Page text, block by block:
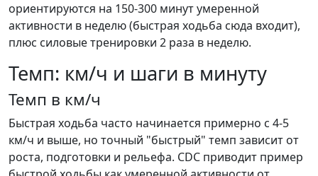
ориентируются на 150-300 минут умеренной
активности в неделю (быстрая ходьба сюда входит),
плюс силовые тренировки 2 раза в неделю.
Темп: км/ч и шаги в минуту
Темп в км/ч
Быстрая ходьба часто начинается примерно с 4-5
км/ч и выше, но точный "быстрый" темп зависит от
роста, подготовки и рельефа. CDC приводит пример